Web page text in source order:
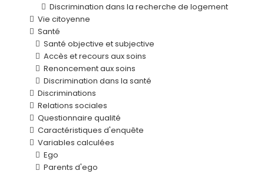
Discrimination dans la recherche de logement
Vie citoyenne
Santé
Santé objective et subjective
Accès et recours aux soins
Renoncement aux soins
Discrimination dans la santé
Discriminations
Relations sociales
Questionnaire qualité
Caractéristiques d'enquête
Variables calculées
Ego
Parents d'ego